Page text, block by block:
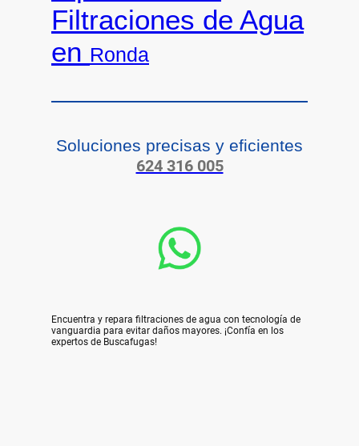
Filtraciones de Agua
en Ronda
Soluciones precisas y eficientes
624 316 005
Encuentra y repara filtraciones de agua con tecnología de
vanguardia para evitar daños mayores. ¡Confía en los
expertos de Buscafugas!